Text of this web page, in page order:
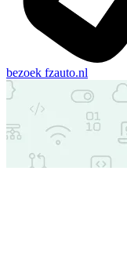
bezoek fzauto.nl